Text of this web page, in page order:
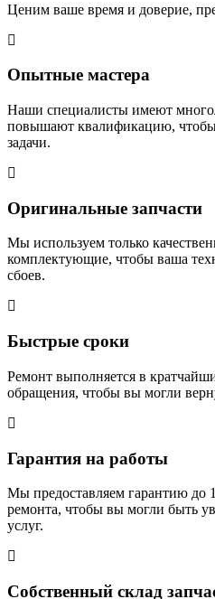
Ценим ваше время и доверие,
Опытные мастера
Наши специалисты имеют
повышают квалификацию,
задачи.
Оригинальные запчасти
Мы используем только
комплектующие, чтобы ваша
сбоев.
Быстрые сроки
Ремонт выполняется в
обращения, чтобы вы могли
Гарантия на работы
Мы предоставляем гарантию до
ремонта, чтобы вы могли быть
услуг.
Собственный склад